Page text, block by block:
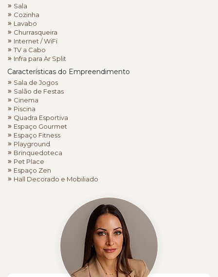
Sala
Cozinha
Lavabo
Churrasqueira
Internet / WiFi
TV a Cabo
Infra para Ar Split
Características do Empreendimento
Sala de Jogos
Salão de Festas
Cinema
Piscina
Quadra Esportiva
Espaço Gourmet
Espaço Fitness
Playground
Brinquedoteca
Pet Place
Espaço Zen
Hall Decorado e Mobiliado